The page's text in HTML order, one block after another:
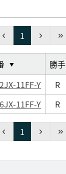
1
▼ 勝手
11FF-Y
R
11FF-Y
R
1